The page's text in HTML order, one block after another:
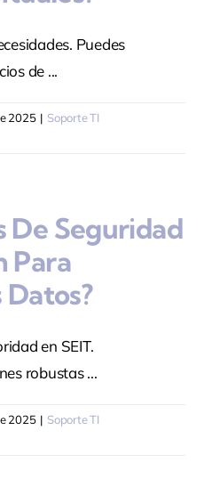
Puedes
de ...
2025 | Soporte TI
De Seguridad
Para
en SEIT.
robustas ...
2025 | Soporte TI